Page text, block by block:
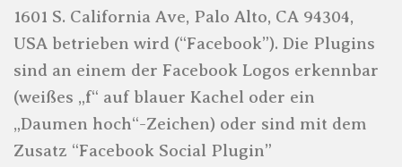
1601 S. California Ave, Palo Alto, CA 94304,
USA betrieben wird (“Facebook”). Die Plugins
sind an einem der Facebook Logos erkennbar
(weißes „f“ auf blauer Kachel oder ein
„Daumen hoch“-Zeichen) oder sind mit dem
Zusatz “Facebook Social Plugin”